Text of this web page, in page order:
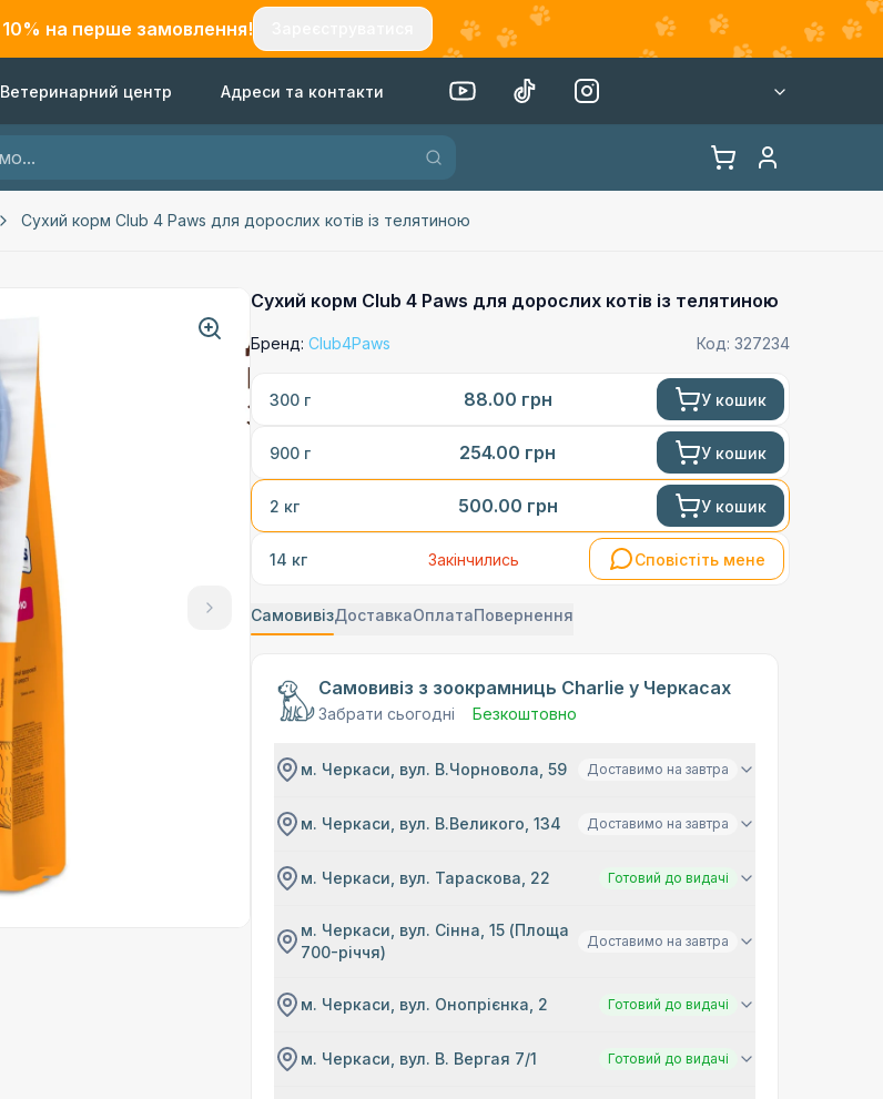
10% на перше замовлення!
Ветеринарний центр Адреси та контакти
Сухий корм Club 4 Paws для дорослих котів із телятиною
Сухий корм Club 4 Paws для дорослих котів із телятиною
Бренд: Club4Paws Код: 327234
300 г 88.00 грн У кошик
900 г 254.00 грн У кошик
2 кг 500.00 грн У кошик
14 кг Закінчились Сповістіть мене
СамовивізДоставкаОплатаПовернення
Самовивіз з зоокрамниць Charlie у Черкасах
Забрати сьогодні Безкоштовно
м. Черкаси, вул. В.Чорновола, 59 Доставимо на завтра
м. Черкаси, вул. В.Великого, 134 Доставимо на завтра
м. Черкаси, вул. Тараскова, 22 Готовий до видачі
м. Черкаси, вул. Сінна, 15 (Площа
700-річчя)
Доставимо на завтра
м. Черкаси, вул. Онопрієнка, 2 Готовий до видачі
м. Черкаси, вул. В. Вергая 7/1 Готовий до видачі